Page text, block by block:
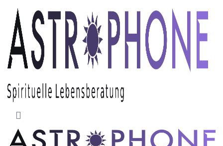
Skip to main content